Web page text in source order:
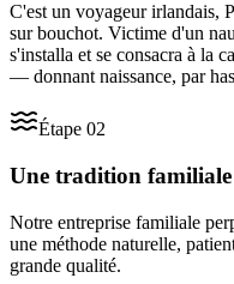
C'est un voyageur irlandais,
sur bouchot. Victime d'un
s'installa et se consacra à la
— donnant naissance, par
Étape 02
Une tradition familiale
Notre entreprise familiale
une méthode naturelle,
grande qualité.